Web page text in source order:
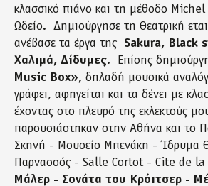
κλασσικό πιάνο και τη μέθοδο
Ωδείο. Δημιούργησε τη Θεατρική
ανέβασε τα έργα της Sakura, Black
Χαλιμά, Δίδυμες. Επίσης
Music Box», δηλαδή μουσικά
γράφει, αφηγείται και τα δένει με
έχοντας στο πλευρό της εκλεκτούς
παρουσιάστηκαν στην Αθήνα και το
Σκηνή - Μουσείο Μπενάκη - Ίδρυμα
Παρνασσός - Salle Cortot - Cite de
Μάλερ - Σονάτα του Κρόιτσερ -